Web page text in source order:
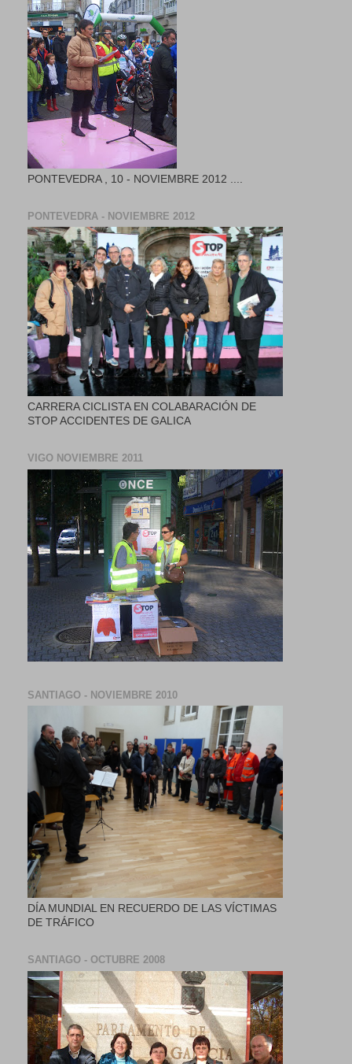
PONTEVEDRA , 10 - NOVIEMBRE 2012 ....
PONTEVEDRA - NOVIEMBRE 2012
CARRERA CICLISTA EN COLABARACIÓN DE
STOP ACCIDENTES DE GALICA
VIGO NOVIEMBRE 2011
SANTIAGO - NOVIEMBRE 2010
DÍA MUNDIAL EN RECUERDO DE LAS VÍCTIMAS
DE TRÁFICO
SANTIAGO - OCTUBRE 2008